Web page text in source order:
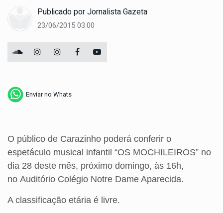
Publicado porJornalista Gazeta
23/06/2015 03:00
Enviar no Whats
O público de Carazinho poderá conferir o
espetáculo musical infantil “OS MOCHILEIROS” no
dia 28 deste mês, próximo domingo, às 16h,
no Auditório Colégio Notre Dame Aparecida.
A classificação etária é livre.